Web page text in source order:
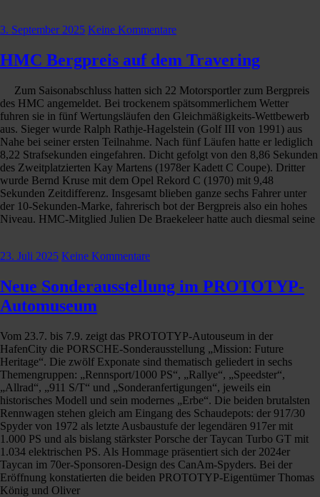
3. September 2025 Keine Kommentare
HMC Bergpreis auf dem Travering
Zum Saisonabschluss hatten sich 22 Motorsportler zum Bergpreis
des HMC angemeldet. Bei trockenem spätsommerlichem Wetter
fuhren sie in fünf Wertungsläufen den Gleichmäßigkeits-Wettbewerb
aus. Sieger wurde Ralph Rathje-Hagelstein (Golf III von 1991) aus
Nahe bei seiner ersten Teilnahme. Nach fünf Läufen hatte er lediglich
8,22 Strafsekunden eingefahren. Dicht gefolgt von den 8,86 Sekunden
des Zweitplatzierten Kay Martens (1978er Kadett C Coupe). Dritter
wurde Bernd Kruse mit dem Opel Rekord C (1970) mit 9,48
Sekunden Zeitdifferenz. Insgesamt blieben ganze sechs Fahrer unter
der 10-Sekunden-Marke, fahrerisch bot der Bergpreis also ein hohes
Niveau. HMC-Mitglied Julien De Braekeleer hatte auch diesmal seine
23. Juli 2025 Keine Kommentare
Neue Sonderausstellung im PROTOTYP-
Automuseum
Vom 23.7. bis 7.9. zeigt das PROTOTYP-Autouseum in der
HafenCity die PORSCHE-Sonderausstellung „Mission: Future
Heritage“. Die zwölf Exponate sind thematisch geliedert in sechs
Themengruppen: „Rennsport/1000 PS“, „Rallye“, „Speedster“,
„Allrad“, „911 S/T“ und „Sonderanfertigungen“, jeweils ein
historisches Modell und sein modernes „Erbe“. Die beiden brutalsten
Rennwagen stehen gleich am Eingang des Schaudepots: der 917/30
Spyder von 1972 als letzte Ausbaustufe der legendären 917er mit
1.000 PS und als bislang stärkster Porsche der Taycan Turbo GT mit
1.034 elektrischen PS. Als Hommage präsentiert sich der 2024er
Taycan im 70er-Sponsoren-Design des CanAm-Spyders. Bei der
Eröffnung konstatierten die beiden PROTOTYP-Eigentümer Thomas
König und Oliver